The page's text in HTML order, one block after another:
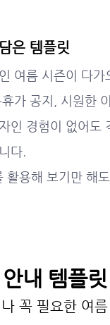
은 템플릿
여름 시즌이 다가
가 공지, 시원한
인 경험이 없어
다.
활용해 보기만 해
내 템플릿
꼭 필요한 여